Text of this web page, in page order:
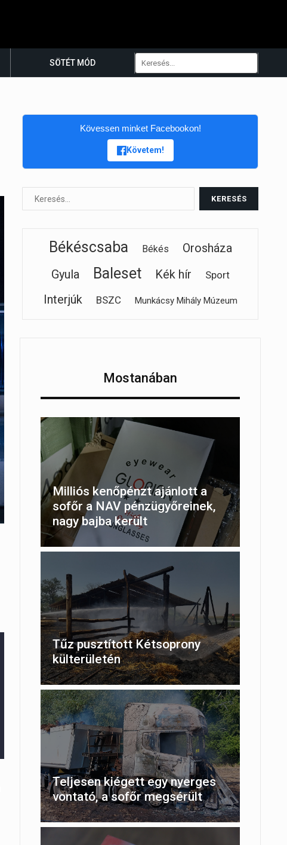
SÖTÉT MÓD
Kövessen minket Facebookon!
Követem!
Békéscsaba Békés
Orosháza
Gyula
Baleset Kék hír Sport
Interjúk BSZC Munkácsy Mihály Múzeum
Mostanában
Milliós kenőpénzt ajánlott a
sofőr a NAV pénzügyőreinek,
nagy bajba került
Tűz pusztított Kétsoprony
külterületén
Teljesen kiégett egy nyerges
vontató, a sofőr megsérült